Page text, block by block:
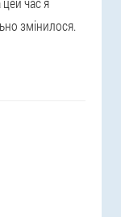
змінилося.